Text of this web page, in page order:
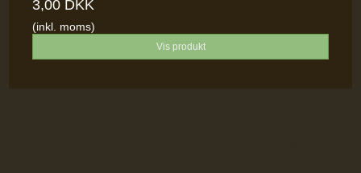
3,00 DKK
(inkl. moms)
Vis produkt